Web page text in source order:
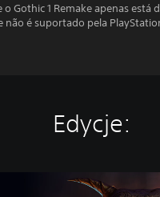
Gothic 1 Remake apenas está
não é suportado pela
Edycje: